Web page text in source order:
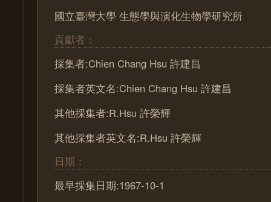
國立臺灣大學 生態學與演化生物學研究所
貢獻者：
採集者:Chien Chang Hsu 許建昌
採集者英文名:Chien Chang Hsu 許建昌
其他採集者:R.Hsu 許榮輝
其他採集者英文名:R.Hsu 許榮輝
日期：
最早採集日期:1967-10-1